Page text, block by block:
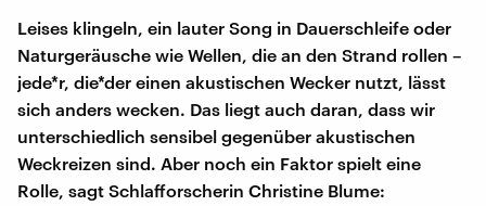
Leises klingeln, ein lauter Song in Dauerschleife oder
Naturgeräusche wie Wellen, die an den Strand rollen –
jede*r, die*der einen akustischen Wecker nutzt, lässt
sich anders wecken. Das liegt auch daran, dass wir
unterschiedlich sensibel gegenüber akustischen
Weckreizen sind. Aber noch ein Faktor spielt eine
Rolle, sagt Schlafforscherin Christine Blume: